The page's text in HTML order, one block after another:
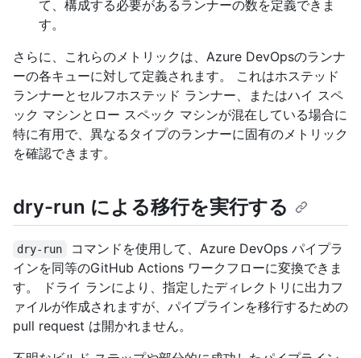
て、構成する必要があるランナーの数を定義できま
す。
さらに、これらのメトリックは、Azure DevOpsのランナ
ーの各キューに対して定義されます。 これはホステッド
ランナーとセルフホステッド ランナー、またはハイ スペ
ック マシンとロー スペック マシンが混在している場合に
特に有用で、異なるタイプのランナーに固有のメトリック
を確認できます。
dry-run による移行を実行する
dry-run
コマンドを使用して、Azure DevOps パイプラ
インを同等のGitHub Actions ワークフローに変換できま
す。 ドライ ランにより、指定したディレクトリに出力フ
ァイルが作成されますが、パイプラインを移行するための
pull request は開かれません。